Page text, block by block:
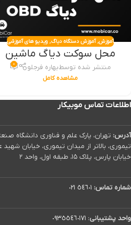
آموزش,آموزش دستگاه دیاگ,ویدیو های آموزشی
محل سوکت دیاگ ماشین
منتشر شده توسطبهاره فرجلو ۰
مشاهده کامل
اطلاعات تماس موبیکار
آدرس: تهران، پارک علم و فناوری دانشگاه
تیموری، بالاتر از میدان تیموری، خیابان
خیابان پارس، پلاک ۱۵، طبقه اول، واحد ۲
شماره تماس: ٥٤٦٠١ ٠٢١
واحد پشتیبانی: ٠٩٣٥٥٤٦٠١٧١